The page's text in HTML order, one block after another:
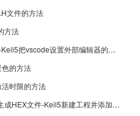
文件的方法
方法
Keil5怎么把vscode设置外部编辑器-Keil5把vscode设置外部编辑器的方法
的方法
时限的方法
Keil5怎么新建工程并添加汇编文件生成HEX文件-Keil5新建工程并添加汇编文件生成HEX文件的方法